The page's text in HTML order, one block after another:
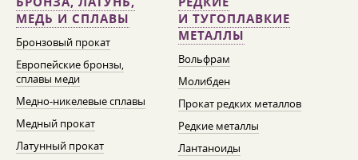
МЕДЬ И СПЛАВЫ
Бронзовый прокат
Европейские бронзы,
сплавы меди
Медно-никелевые сплавы
Медный прокат
Латунный прокат
И ТУГОПЛАВКИЕ
МЕТАЛЛЫ
Вольфрам
Молибден
Прокат редких металлов
Редкие металлы
Лантаноиды